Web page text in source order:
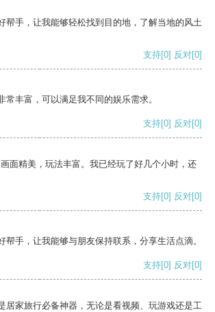
帮手，让我能够轻松找到目的地，了解当地的风土
支持[0] 反对[0]
常丰富，可以满足我不同的娱乐需求。
支持[0] 反对[0]
面精美，玩法丰富。我已经玩了好几个小时，还
支持[0] 反对[0]
帮手，让我能够与朋友保持联系，分享生活点滴。
支持[0] 反对[0]
居家旅行必备神器，无论是看视频、玩游戏还是工